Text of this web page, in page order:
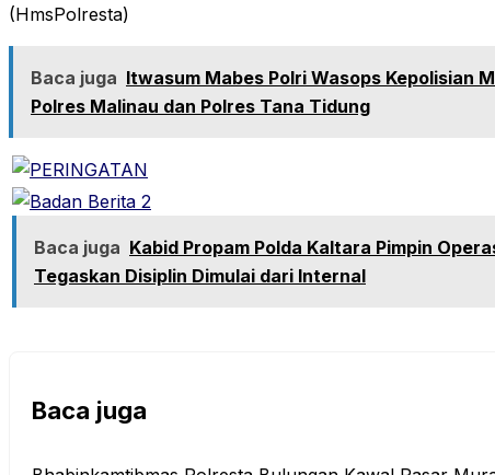
(HmsPolresta)
Baca juga Itwasum Mabes Polri Wasops Kepolisian
Polres Malinau dan Polres Tana Tidung
Baca juga Kabid Propam Polda Kaltara Pimpin
Tegaskan Disiplin Dimulai dari Internal
Baca juga